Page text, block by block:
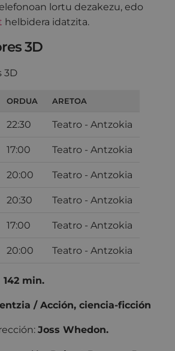
lortu dezakezu, edo
helbidera idatzita.
3D
ORDUA ARETOA
22:30 Teatro - Antzokia
17:00 Teatro - Antzokia
20:00 Teatro - Antzokia
20:30 Teatro - Antzokia
17:00 Teatro - Antzokia
20:00 Teatro - Antzokia
142 min.
/ Acción, ciencia-ficción
Joss Whedon.